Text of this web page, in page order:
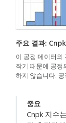
주요 결과: Cnpk
이 공정 데이터의
작기 때문에 공정
하지 않습니다.
중요
Cnpk 지수